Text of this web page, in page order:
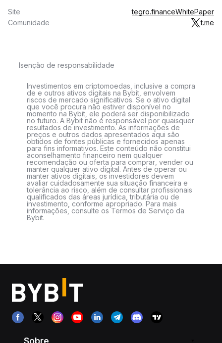
Site tegro.financeWhitePaper
Comunidade
t.me
Isenção de responsabilidade
Investimentos em criptomoedas, inclusive a compra
de e outros ativos digitais na Bybit, envolvem
riscos de mercado significativos. Se o ativo digital
que você procura não estiver disponível no
momento na Bybit, ele poderá ser disponibilizado
no futuro. A Bybit não é responsável por quaisquer
resultados de investimento. As informações de
preços e outros dados apresentados aqui são
obtidos de fontes públicas e fornecidos apenas
para fins informativos. Este conteúdo não constitui
aconselhamento financeiro nem qualquer
recomendação ou oferta para comprar, vender ou
manter qualquer ativo digital. Antes de operar ou
manter ativos digitais, os investidores devem
avaliar cuidadosamente sua situação financeira e
tolerância ao risco, além de consultar profissionais
qualificados das áreas jurídica, tributária ou de
investimento, conforme apropriado. Para mais
informações, consulte os Termos de Serviço da
Bybit.
Sobre